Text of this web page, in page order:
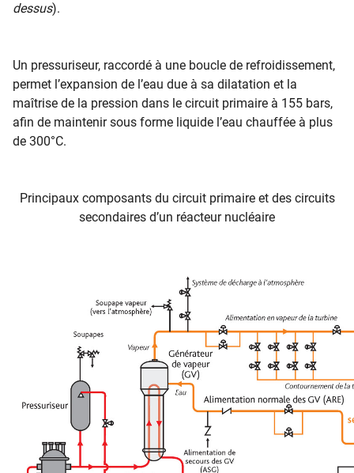
dessus).
Un pressuriseur, raccordé à une boucle de refroidissement,
permet l’expansion de l’eau due à sa dilatation et la
maîtrise de la pression dans le circuit primaire à 155 bars,
afin de maintenir sous forme liquide l’eau chauffée à plus
de 300°C.
Principaux composants du circuit primaire et des circuits
secondaires d’un réacteur nucléaire